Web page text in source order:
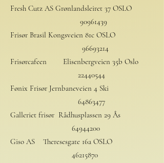
Fresh Cutz AS Grønlandsleiret 37 OSLO
90961439
Frisør Brasil Kongsveien 81c OSLO
96693214
Frisørcafeen Elisenbergveien 35b Oslo
22440544
Fønix Frisør Jernbaneveien 4 Ski
64863477
Galleriet frisør Rådhusplassen 29 Ås
64944200
Giso AS Theresesgate 16a OSLO
46215870